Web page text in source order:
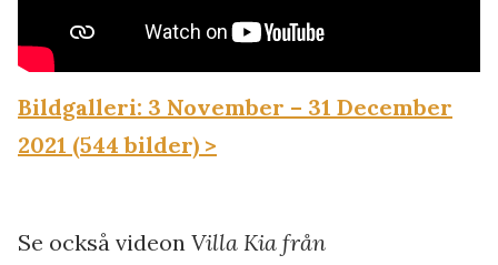
Bildgalleri: 3 November – 31 December
2021 (544 bilder) >
Se också videon Villa Kia från